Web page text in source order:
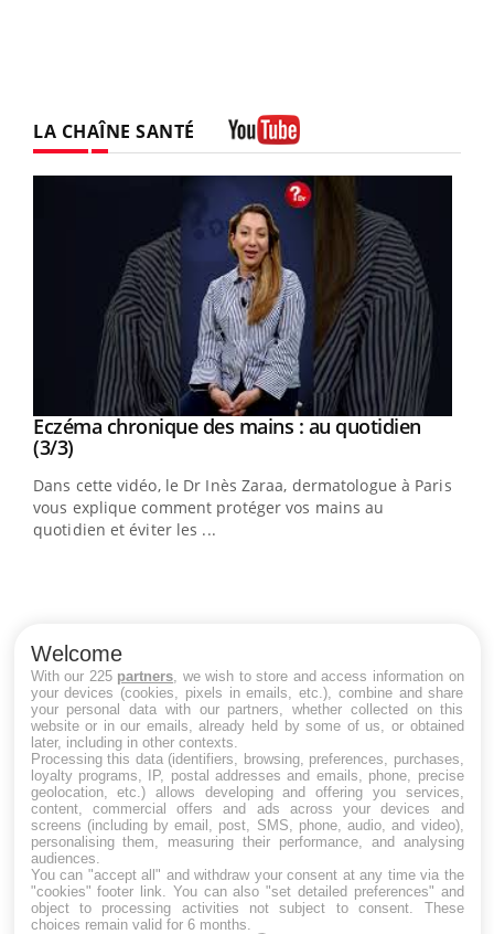
LA CHAÎNE SANTÉ
Youtube
Youtube
Eczéma chronique des mains : au quotidien
(3/3)Youtube
Dans cette vidéo, le Dr Inès Zaraa, dermatologue à Paris,
vous explique comment protéger vos mains au
quotidien et éviter les ...
une
LES MALADIES
Hypotension orthostatique : quand la
pression artérielle chute au lever
Welcome
With our 225 partners , we wish to store and access information on
your devices (cookies, pixels in emails, etc.), combine and share
your personal data with our partners, whether collected on this
website or in our emails, already held by some of us, or obtained
later, including in other contexts.
Processing this data (identifiers, browsing, preferences, purchases,
loyalty programs, IP, postal addresses and emails, phone, precise
geolocation, etc.) allows developing and offering you services,
content, commercial offers and ads across your devices and
screens (including by email, post, SMS, phone, audio, and video),
personalising them, measuring their performance, and analysing
audiences.
You can "accept all" and withdraw your consent at any time via the
"cookies" footer link . You can also "set detailed preferences" and
object to processing activities not subject to consent. These
choices remain valid for 6 months.